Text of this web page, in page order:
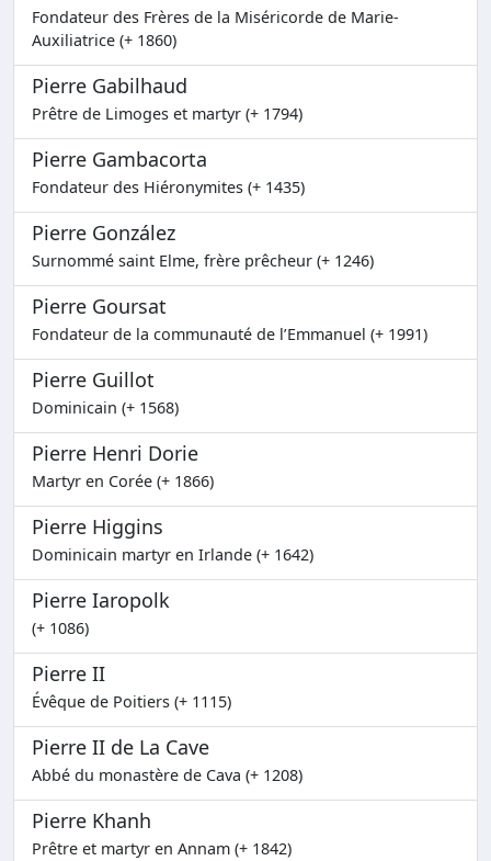
Fondateur des Frères de la Miséricorde de Marie-
Auxiliatrice (+ 1860)
Pierre Gabilhaud
Prêtre de Limoges et martyr (+ 1794)
Pierre Gambacorta
Fondateur des Hiéronymites (+ 1435)
Pierre González
Surnommé saint Elme, frère prêcheur (+ 1246)
Pierre Goursat
Fondateur de la communauté de l’Emmanuel (+ 1991)
Pierre Guillot
Dominicain (+ 1568)
Pierre Henri Dorie
Martyr en Corée (+ 1866)
Pierre Higgins
Dominicain martyr en Irlande (+ 1642)
Pierre Iaropolk
(+ 1086)
Pierre II
Évêque de Poitiers (+ 1115)
Pierre II de La Cave
Abbé du monastère de Cava (+ 1208)
Pierre Khanh
Prêtre et martyr en Annam (+ 1842)